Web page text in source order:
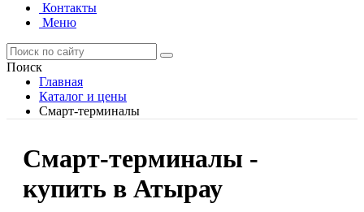
Контакты
Меню
Поиск
Главная
Каталог и цены
Смарт-терминалы
Смарт-терминалы -
купить в Атырау